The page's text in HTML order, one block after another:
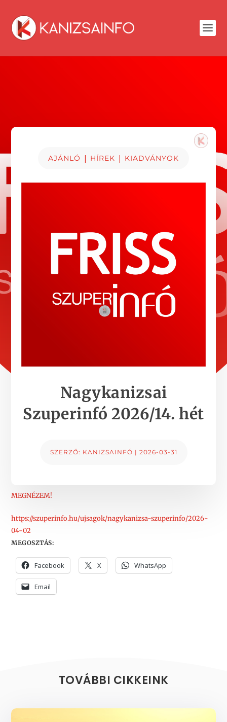
AJÁNLÓ | HÍREK | KIADVÁNYOK
Nagykanizsai
Szuperinfó 2026/14. hét
SZERZŐ: KANIZSAINFÓ | 2026-03-31
MEGNÉZEM!
https://szuperinfo.hu/ujsagok/nagykanizsa-szuperinfo/2026-
04-02
MEGOSZTÁS:
Facebook X WhatsApp
Email
TOVÁBBI CIKKEINK